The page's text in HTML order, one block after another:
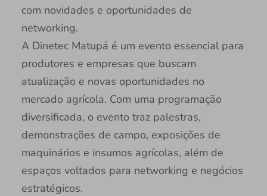
com novidades e oportunidades de
networking.
A Dinetec Matupá é um evento essencial para
produtores e empresas que buscam
atualização e novas oportunidades no
mercado agrícola. Com uma programação
diversificada, o evento traz palestras,
demonstrações de campo, exposições de
maquinários e insumos agrícolas, além de
espaços voltados para networking e negócios
estratégicos.